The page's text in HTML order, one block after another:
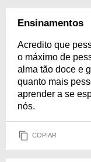
Ensinamentos
Acredito que
o máximo de
alma tão doce e
quanto mais
aprender a se
nós.
COPIAR